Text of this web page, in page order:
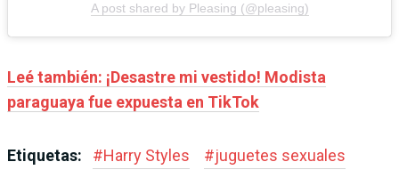
A post shared by Pleasing (@pleasing)
Leé también: ¡Desastre mi vestido! Modista
paraguaya fue expuesta en TikTok
Etiquetas: #Harry Styles #juguetes sexuales